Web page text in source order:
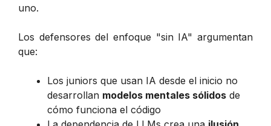
uno.
Los defensores del enfoque "sin IA" argumentan
que:
Los juniors que usan IA desde el inicio no
desarrollan modelos mentales sólidos de
cómo funciona el código